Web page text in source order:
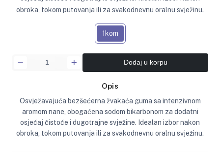
obroka, tokom putovanja ili za svakodnevnu oralnu svježinu.
1kom
Dodaj u korpu
Opis
Osvježavajuća bezšećerna žvakaća guma sa intenzivnom
aromom nane, obogaćena sodom bikarbonom za dodatni
osjećaj čistoće i dugotrajne svježine. Idealan izbor nakon
obroka, tokom putovanja ili za svakodnevnu oralnu svježinu.